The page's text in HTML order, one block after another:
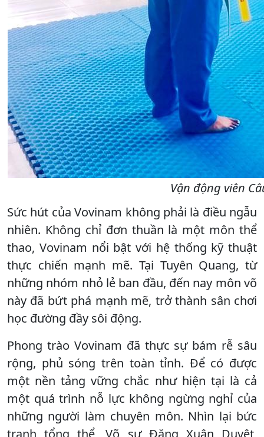
Vận động viên
Sức hút của Vovinam không phải là điều ngẫu
nhiên. Không chỉ đơn thuần là một môn thể
thao, Vovinam nổi bật với hệ thống kỹ thuật
thực chiến mạnh mẽ. Tại Tuyên Quang, từ
những nhóm nhỏ lẻ ban đầu, đến nay môn võ
này đã bứt phá mạnh mẽ, trở thành sân chơi
học đường đầy sôi động.
Phong trào Vovinam đã thực sự bám rễ sâu
rộng, phủ sóng trên toàn tỉnh. Để có được
một nền tảng vững chắc như hiện tại là cả
một quá trình nỗ lực không ngừng nghỉ của
những người làm chuyên môn. Nhìn lại bức
tranh tổng thể, Võ sư Đặng Xuân Duyệt,